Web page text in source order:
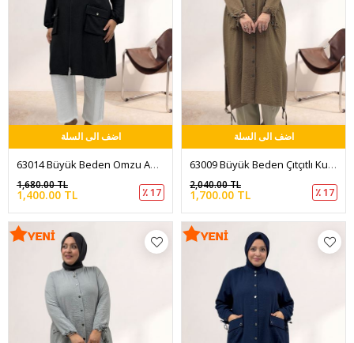
اضف الى السلة
63014 Büyük Beden Omzu Apolet Detaylı Melanj Keten Kap - Siyah
1,400.00 TL
1,680.00 TL
٪ 17
اضف الى السلة
63009 Büyük Beden Çıtçıtlı Kuşgözü Detaylı Keten Kap - Vizon
1,700.00 TL
2,040.00 TL
٪ 17